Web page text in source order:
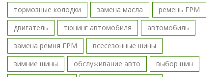
тормозные колодки замена масла
ремень ГРМ
двигатель
тюнинг автомобиля
автомобиль
замена ремня ГРМ
всесезонные шины
зимние шины
обслуживание авто выбор шин